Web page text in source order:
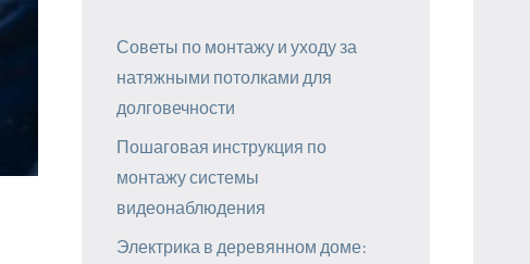
Советы по монтажу и уходу за
натяжными потолками для
долговечности
Пошаговая инструкция по
монтажу системы
видеонаблюдения
Электрика в деревянном доме: